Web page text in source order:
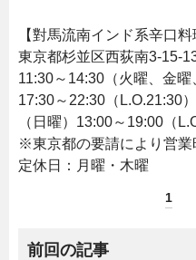
【對馬流南インド系辛口料
東京都杉並区西荻南3-15-
11:30～14:30（火曜、金曜
17:30～22:30（L.O.21:30）
（日曜）13:00～19:00（
※東京都の要請により営業
定休日：月曜・木曜
1
前回の記事